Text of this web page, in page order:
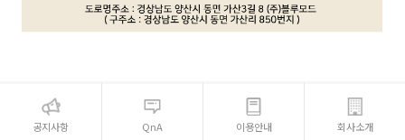
공지사항 QnA 이용안내 회사소개